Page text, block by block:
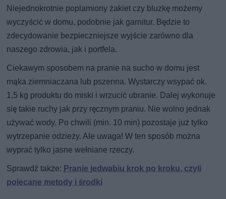
Niejednokrotnie poplamiony żakiet czy bluzkę możemy
wyczyścić w domu, podobnie jak garnitur. Będzie to
zdecydowanie bezpieczniejsze wyjście zarówno dla
naszego zdrowia, jak i portfela.
Ciekawym sposobem na pranie na sucho w domu jest
mąka ziemniaczana lub pszenna. Wystarczy wsypać ok.
1,5 kg produktu do miski i wrzucić ubranie. Dalej wykonuje
się takie ruchy jak przy ręcznym praniu. Nie wolno jednak
używać wody. Po chwili (min. 10 min) pozostaje już tylko
wytrzepanie odzieży. Ale uwaga! W ten sposób można
wyprać tylko jasne wełniane rzeczy.
Sprawdź także: Pranie jedwabiu krok po kroku, czyli
polecane metody i środki